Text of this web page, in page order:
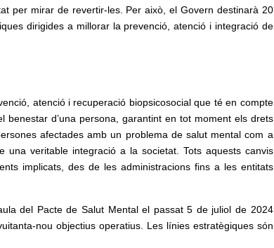
per mirar de revertir-les. Per això, el Govern destinarà 20
dirigides a millorar la prevenció, atenció i integració de
atenció i recuperació biopsicosocial que té en compte
d’una persona, garantint en tot moment els drets
afectades amb un problema de salut mental com a
veritable integració a la societat. Tots aquests canvis
implicats, des de les administracions fins a les entitats
del Pacte de Salut Mental el passat 5 de juliol de 2024
nou objectius operatius. Les línies estratègiques són